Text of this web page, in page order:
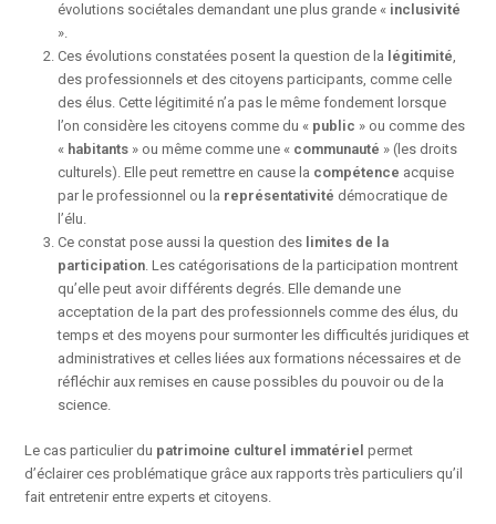
évolutions sociétales demandant une plus grande « inclusivité
».
Ces évolutions constatées posent la question de la légitimité,
des professionnels et des citoyens participants, comme celle
des élus. Cette légitimité n’a pas le même fondement lorsque
l’on considère les citoyens comme du « public » ou comme des
« habitants » ou même comme une « communauté » (les droits
culturels). Elle peut remettre en cause la compétence acquise
par le professionnel ou la représentativité démocratique de
l’élu.
Ce constat pose aussi la question des limites de la
participation. Les catégorisations de la participation montrent
qu’elle peut avoir différents degrés. Elle demande une
acceptation de la part des professionnels comme des élus, du
temps et des moyens pour surmonter les difficultés juridiques et
administratives et celles liées aux formations nécessaires et de
réfléchir aux remises en cause possibles du pouvoir ou de la
science.
Le cas particulier du patrimoine culturel immatérielpermet
d’éclairer ces problématique grâce aux rapports très particuliers qu’il
fait entretenir entre experts et citoyens.